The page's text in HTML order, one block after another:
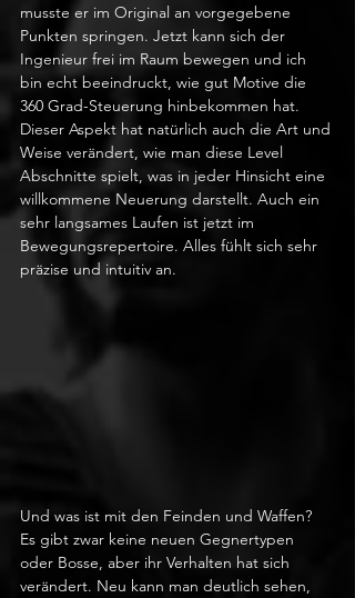
musste er im Original an vorgegebene
Punkten springen. Jetzt kann sich der
Ingenieur frei im Raum bewegen und ich
bin echt beeindruckt, wie gut Motive die
360 Grad-Steuerung hinbekommen hat.
Dieser Aspekt hat natürlich auch die Art und
Weise verändert, wie man diese Level
Abschnitte spielt, was in jeder Hinsicht eine
willkommene Neuerung darstellt. Auch ein
sehr langsames Laufen ist jetzt im
Bewegungsrepertoire. Alles fühlt sich sehr
präzise und intuitiv an.
Und was ist mit den Feinden und Waffen?
Es gibt zwar keine neuen Gegnertypen
oder Bosse, aber ihr Verhalten hat sich
verändert. Neu kann man deutlich sehen,